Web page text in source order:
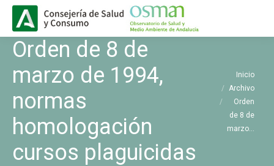
Orden de 8 de
marzo de 1994,
normas
homologación
cursos plaguicidas
Estás aquí:
Inicio
Archivo
Orden
de 8 de
marzo…